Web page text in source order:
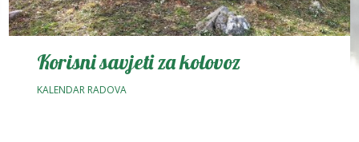
Korisni savjeti za kolovoz
KALENDAR RADOVA